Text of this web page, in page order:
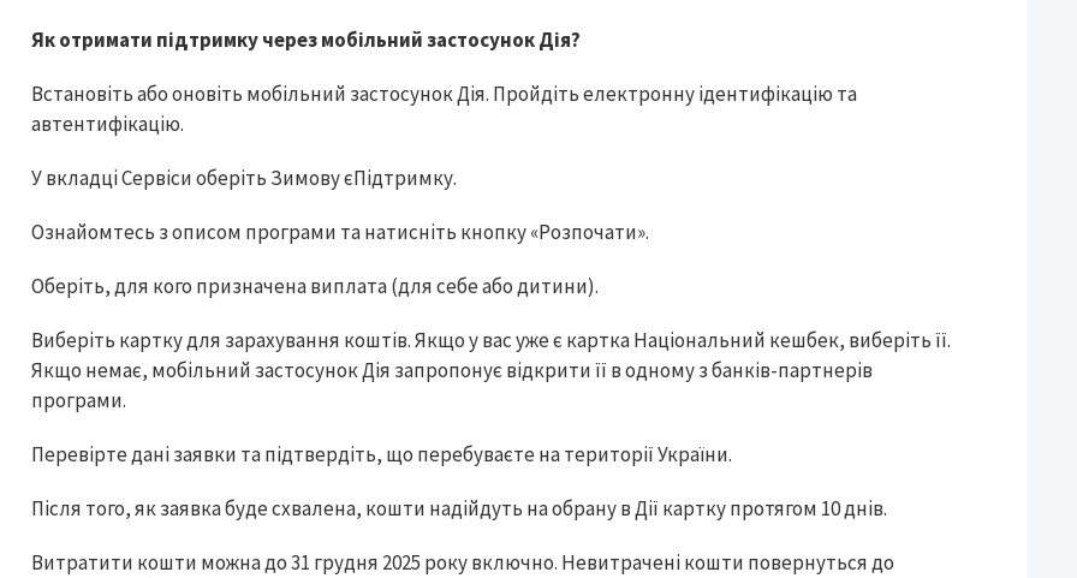
Як отримати підтримку через мобільний застосунок Дія?
Встановіть або оновіть мобільний застосунок Дія. Пройдіть електронну ідентифікацію та
автентифікацію.
У вкладці Сервіси оберіть Зимову єПідтримку.
Ознайомтесь з описом програми та натисніть кнопку «Розпочати».
Оберіть, для кого призначена виплата (для себе або дитини).
Виберіть картку для зарахування коштів. Якщо у вас уже є картка Національний кешбек, виберіть її.
Якщо немає, мобільний застосунок Дія запропонує відкрити її в одному з банків-партнерів
програми.
Перевірте дані заявки та підтвердіть, що перебуваєте на території України.
Після того, як заявка буде схвалена, кошти надійдуть на обрану в Дії картку протягом 10 днів.
Витратити кошти можна до 31 грудня 2025 року включно. Невитрачені кошти повернуться до